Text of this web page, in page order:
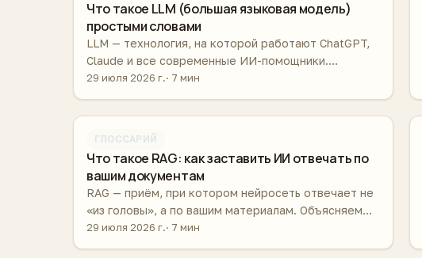
Что такое LLM (большая языковая модель)
простыми словами
LLM — технология, на которой работают ChatGPT,
Claude и все современные ИИ-помощники.
Объясняем без формул: как она устроена, что
29 июля 2026 г. 7 мин
ГЛОССАРИЙ
Что такое RAG: как заставить ИИ отвечать по
вашим документам
RAG — приём, при котором нейросеть отвечает не
«из головы», а по вашим материалам. Объясняем
принцип, где применяется и чем отличается от
29 июля 2026 г. 7 мин